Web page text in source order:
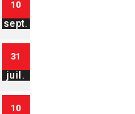
10
sept.
31
juil.
10